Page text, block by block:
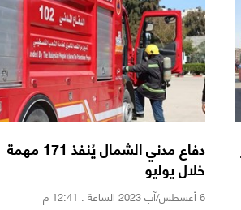
دفاع مدني الشمال يُنفذ 171 مهمة
خلال يوليو
6 أغسطس/آب 2023 الساعة . 12:41 م